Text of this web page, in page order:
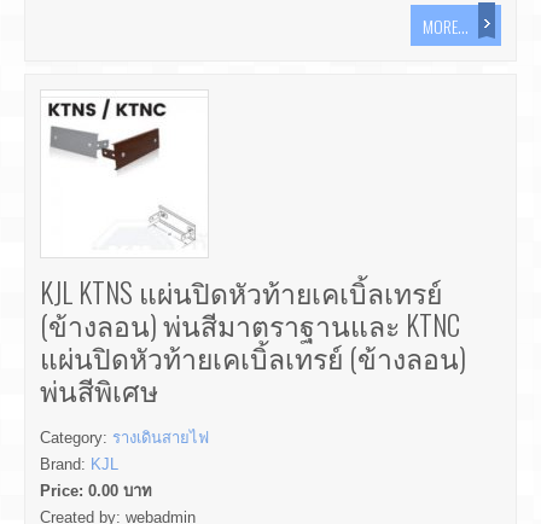
MORE...
KJL KTNS แผ่นปิดหัวท้ายเคเบิ้ลเทรย์
(ข้างลอน) พ่นสีมาตราฐานและ KTNC
แผ่นปิดหัวท้ายเคเบิ้ลเทรย์ (ข้างลอน)
พ่นสีพิเศษ
Category: รางเดินสายไฟ
Brand: KJL
Price: 0.00 บาท
Created by: webadmin